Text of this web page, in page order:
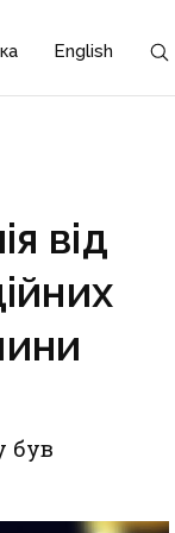
English
від
був